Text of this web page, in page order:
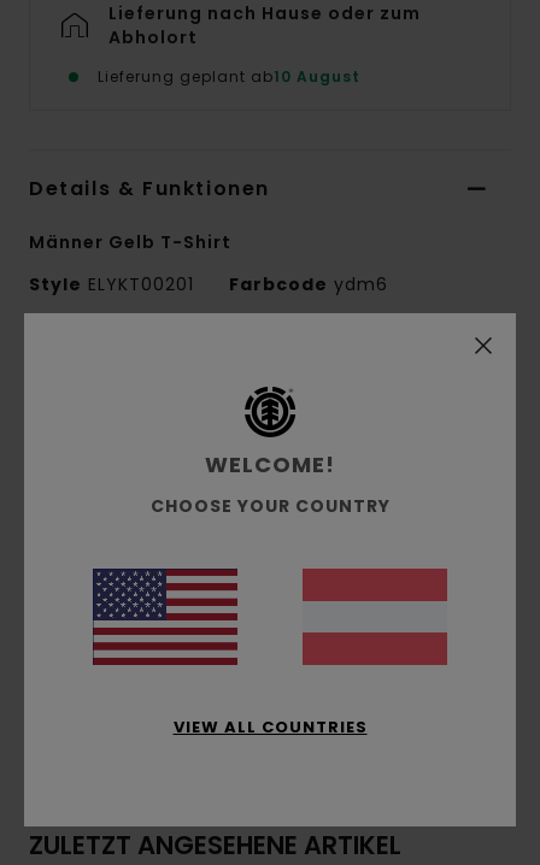
Lieferung nach Hause oder zum
Abholort
Lieferung geplant ab10 August
Details & Funktionen
Männer Gelb T-Shirt
Style ELYKT00201 Farbcode ydm6
Conscious by Nature:Bio-Baumwolle
Single Jersey [180 g/m2]
Passform:gemütlicher und freier Relaxed Fit
Stickerei auf der Brust
Zusammensetzung[Hauptstoff] 100 % Bio-
Baumwolle
ZULETZT ANGESEHENE ARTIKEL
WELCOME!
CHOOSE YOUR COUNTRY
VIEW ALL COUNTRIES